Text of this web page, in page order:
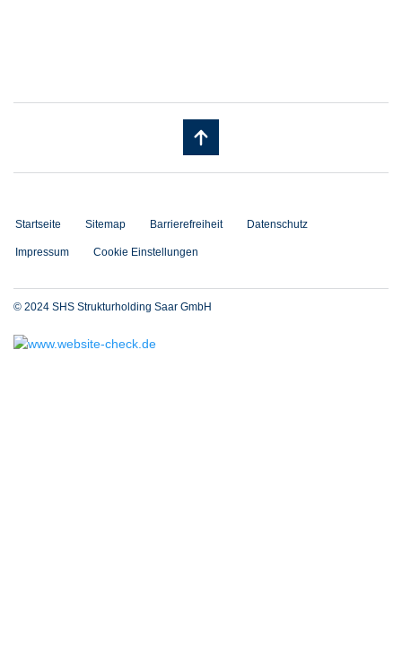
Startseite Sitemap Barrierefreiheit Datenschutz
Impressum Cookie Einstellungen
© 2024 SHS Strukturholding Saar GmbH